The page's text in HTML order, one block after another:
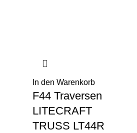
In den Warenkorb
F44 Traversen
LITECRAFT
TRUSS LT44R